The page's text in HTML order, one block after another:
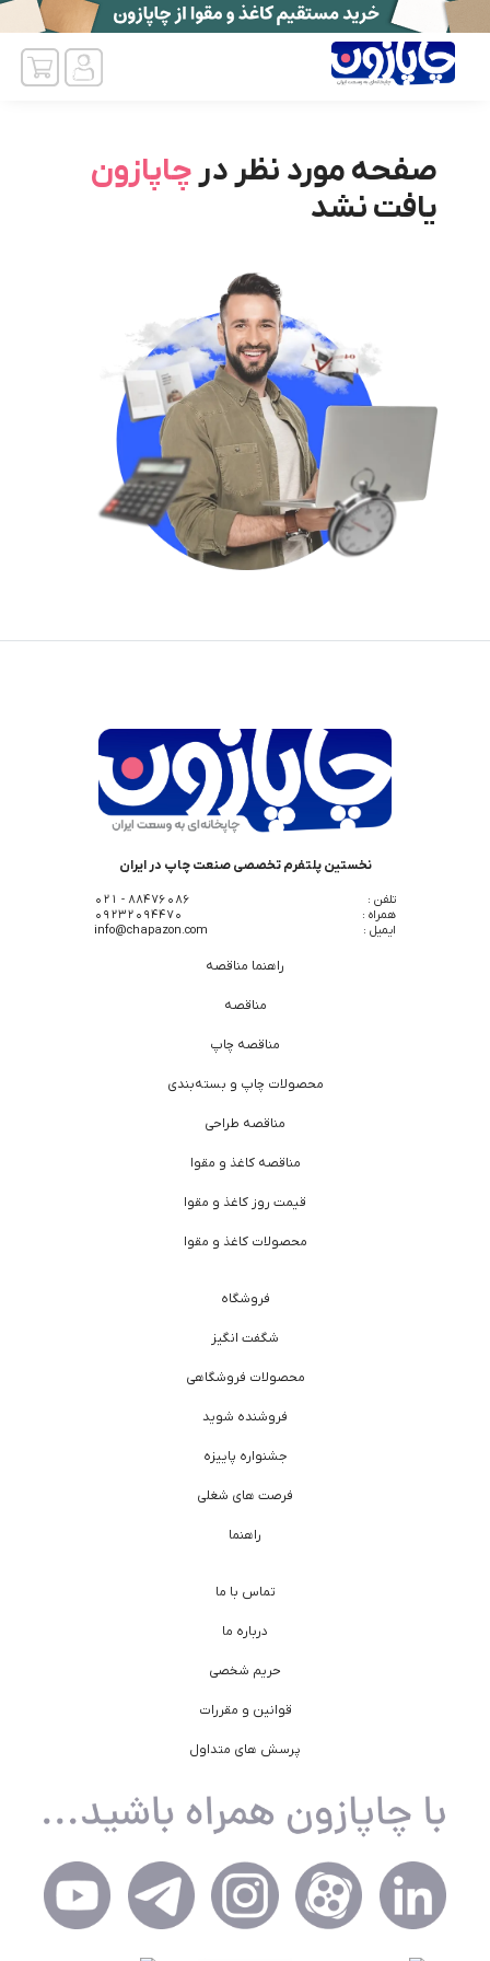
صفحه مورد نظر درچاپازون
یافت نشد
نخستین پلتفرم تخصصی صنعت چاپ در ایران
تلفن :
88476086 - 021
همراه :
09232094470
ایمیل :
info@chapazon.com
راهنما مناقصه
مناقصه
مناقصه چاپ
محصولات چاپ و بسته‌بندی
مناقصه طراحی
مناقصه کاغذ و مقوا
قیمت روز کاغذ و مقوا
محصولات کاغذ و مقوا
فروشگاه
شگفت انگیز
محصولات فروشگاهی
فروشنده شوید
جشنواره پاییزه
فرصت های شغلی
راهنما
تماس با ما
درباره ما
حریم شخصی
قوانین و مقررات
پرسش های متداول